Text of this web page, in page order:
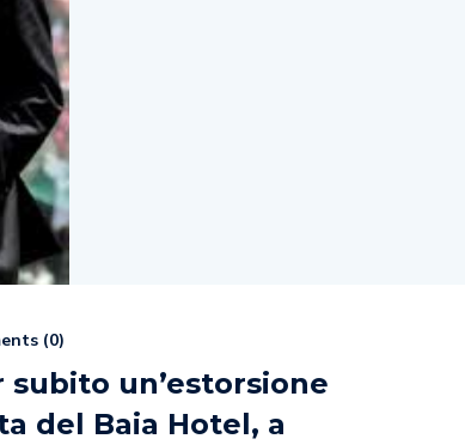
(0)
un’estorsione
del Baia Hotel, a